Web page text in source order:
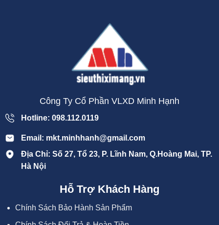
Công Ty Cổ Phần VLXD Minh Hạnh
Hotline: 098.112.0119
Email: mkt.minhhanh@gmail.com
Địa Chỉ: Số 27, Tổ 23, P. Lĩnh Nam, Q.Hoàng Mai, TP.
Hà Nội
Hỗ Trợ Khách Hàng
Chính Sách Bảo Hành Sản Phẩm